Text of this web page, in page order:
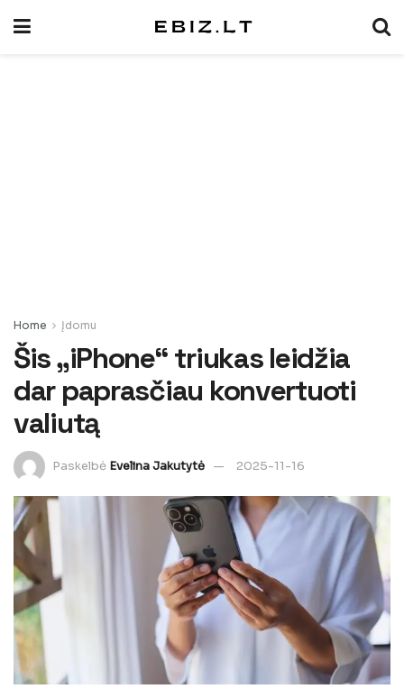
Home Įdomu
Šis „iPhone“ triukas leidžia
dar paprasčiau konvertuoti
valiutą
Paskelbė Evelina Jakutytė 2025-11-16